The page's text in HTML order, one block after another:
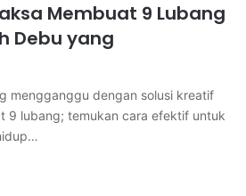
Membuat 9 Lubang
Debu yang
mengganggu dengan solusi kreatif
9 lubang; temukan cara efektif untuk